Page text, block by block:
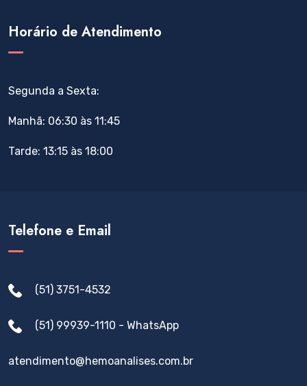
Horário de Atendimento
Segunda a Sexta:
Manhã: 06:30 às 11:45
Tarde: 13:15 às 18:00
Telefone e Email
(51) 3751-4532
(51) 99939-1110 - WhatsApp
atendimento@hemoanalises.com.br